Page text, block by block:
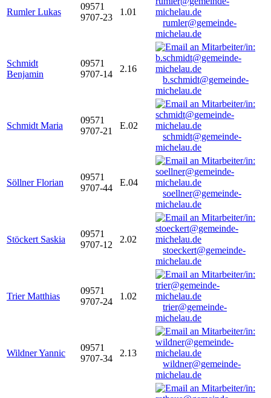
Rumler Lukas
09571
9707-23
1.01
rumler@gemeinde-
michelau.de
Schmidt
Benjamin
09571
9707-14
2.16
b.schmidt@gemeinde-
michelau.de
Schmidt Maria
09571
9707-21
E.02
schmidt@gemeinde-
michelau.de
Söllner Florian
09571
9707-44
E.04
soellner@gemeinde-
michelau.de
Stöckert Saskia
09571
9707-12
2.02
stoeckert@gemeinde-
michelau.de
Trier Matthias
09571
9707-24
1.02
trier@gemeinde-
michelau.de
Wildner Yannic
09571
9707-34
2.13
wildner@gemeinde-
michelau.de